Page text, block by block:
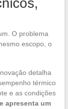
O problema
escopo, o
detalha
térmico
e as condições
apresenta um